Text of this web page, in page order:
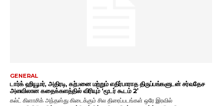
GENERAL
டார்க் ஹியூமர், அதிரடி, கற்பனை மற்றும் எதிர்பாராத திருப்பங்களுடன் சர்வதேச
அளவிலான கதைக்களத்தில் விரியும் ‘மூடர் கூடம் 2’
கல்ட் கிளாசிக் அந்தஸ்து கிடைக்கும் சில திரைப்படங்கள் ஒரே இரவில்